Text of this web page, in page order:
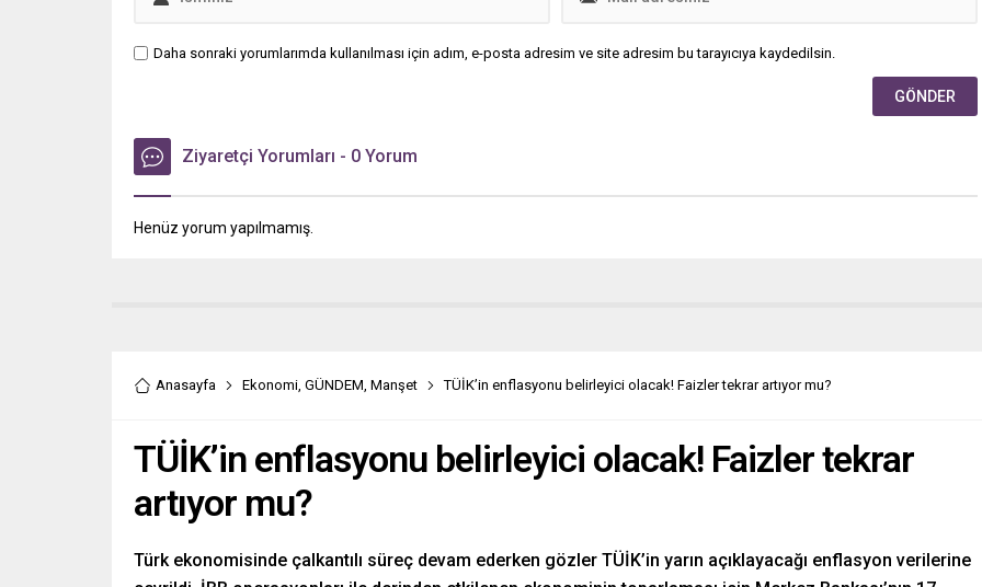
Daha sonraki yorumlarımda kullanılması için adım, e-posta adresim ve site adresim bu tarayıcıya kaydedilsin.
Ziyaretçi Yorumları - 0 Yorum
Henüz yorum yapılmamış.
Anasayfa Ekonomi GÜNDEM Manşet TÜİK’in enflasyonu belirleyici olacak! Faizler tekrar artıyor mu?
TÜİK’in enflasyonu belirleyici olacak! Faizler tekrar
artıyor mu?
Türk ekonomisinde çalkantılı süreç devam ederken gözler TÜİK’in yarın açıklayacağı enflasyon verilerine